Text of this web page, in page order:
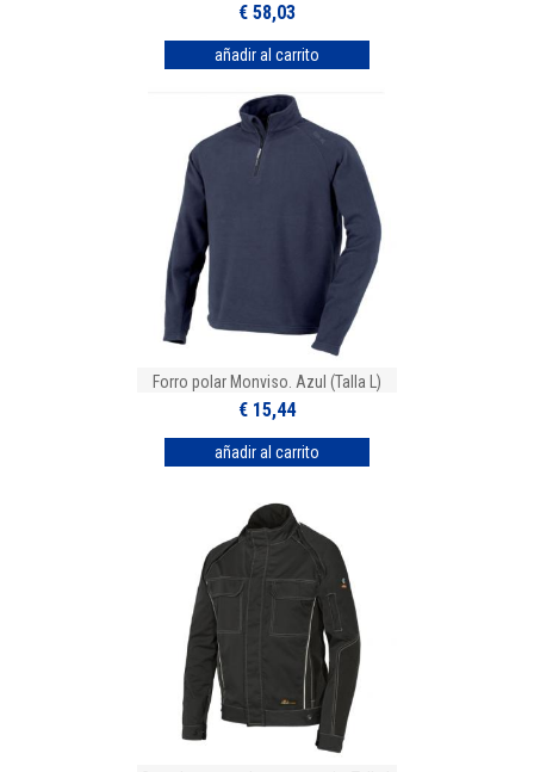
€ 58,03
Forro polar Monviso. Azul (Talla L)
€ 15,44